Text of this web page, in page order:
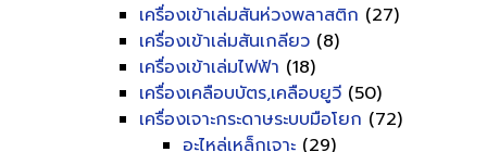
เครื่องเข้าเล่มสันห่วงพลาสติก (27)
เครื่องเข้าเล่มสันเกลียว (8)
เครื่องเข้าเล่มไฟฟ้า (18)
เครื่องเคลือบบัตร,เคลือบยูวี (50)
เครื่องเจาะกระดาษระบบมือโยก (72)
อะไหล่เหล็กเจาะ (29)